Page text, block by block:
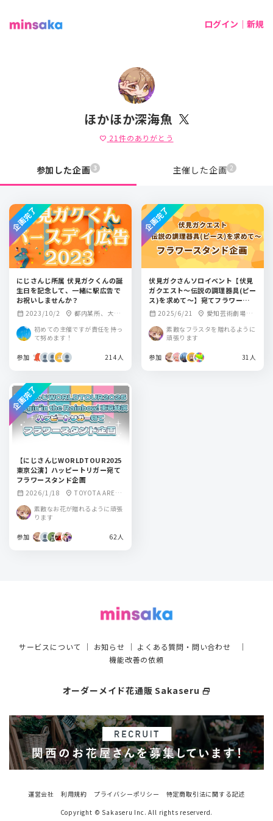
ログイン｜新規
ほかほか深海魚
favorite 21 件のありがとう
参加した企画 3 主催した企画 2
にじさんじ所属 伏見ガクくんの誕
生日を記念して、一緒に駅広告で
お祝いしませんか？
calendar_month 2023/10/2 location_on 都内某所、大阪
某所、名古屋某
所、札幌某所、福
初めての主催ですが責任を持っ
て努めます！
参加 214人
企画完了
伏見ガクさんソロイベント【伏見
ガクエスト〜伝説の調理器具(ピー
ス)を求めて〜】宛てフラワースタ
ンド企画
calendar_month 2025/6/21 location_on 愛知芸術劇場
大ホール
素敵なフラスタを贈れるように
頑張ります
参加 31人
企画完了
【にじさんじWORLDTOUR2025
東京公演】ハッピートリガー宛て
フラワースタンド企画
calendar_month 2026/1/18 location_on TOYOTA ARENA
素敵なお花が贈れるように頑張
ります
参加 62人
企画完了
サービスについて ｜ お知らせ ｜ よくある質問・問い合わせ ｜
機能改善の依頼
オーダーメイド花通販 Sakaseru select_window
運営会社 利用規約 プライバシーポリシー
特定商取引法に関する記述
Copyright © Sakaseru Inc. All rights reserverd.